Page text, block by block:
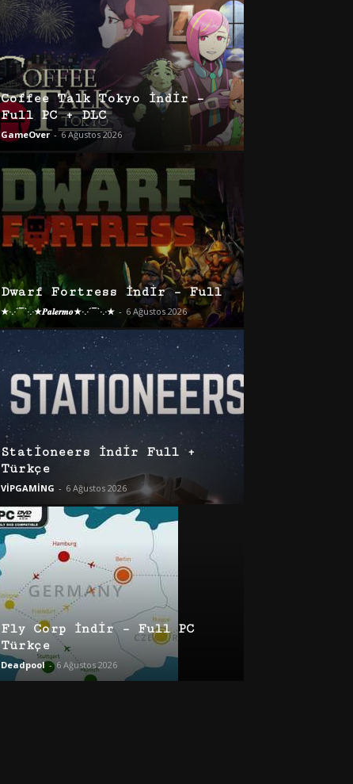
Coffee Talk Tokyo İndir –
Full PC + DLC
GameOver - 6 Ağustos 2026
Dwarf Fortress İndir – Full
★·.·´¯`·.·★𝑷𝒂𝒍𝒆𝒓𝒎𝒐★·.·´¯`·.·★ - 6 Ağustos 2026
Stationeers İndir Full +
Türkçe
VİPGAMİNG - 6 Ağustos 2026
Fly Corp İndir – Full PC
Türkçe
Deadpool - 6 Ağustos 2026